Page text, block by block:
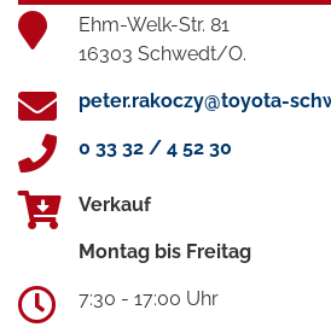
Ehm-Welk-Str. 81
16303 Schwedt/O.
peter.rakoczy@toyota-
0 33 32 / 4 52 30
Verkauf
Montag bis Freitag
7:30 - 17:00 Uhr